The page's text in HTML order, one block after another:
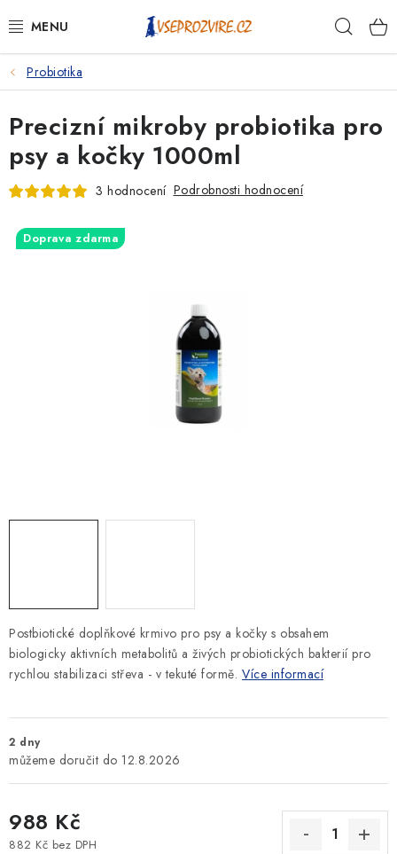
na
PSI
KOČKY
KONĚ
KRÁLÍCI/HLODAVCI/PTÁCI
Podmínky ochrany osobních údajů
Probiotika
Postbiotické doplňkové krmivo pro psy a kočky s obsahem
biologicky aktivních metabolitů a živých probiotických bakterií pro
rychlou stabilizaci střeva - v tekuté formě. Více informací
2 dny
12.8.2026
988 Kč
882 Kč bez DPH
Precizní mikroby probiotika pro
psy a kočky 1000ml
3 hodnocení Podrobnosti hodnocení
Doprava zdarma